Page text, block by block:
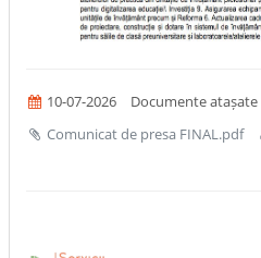
10-07-2026 Documente atașate
Comunicat de presa FINAL.pdf